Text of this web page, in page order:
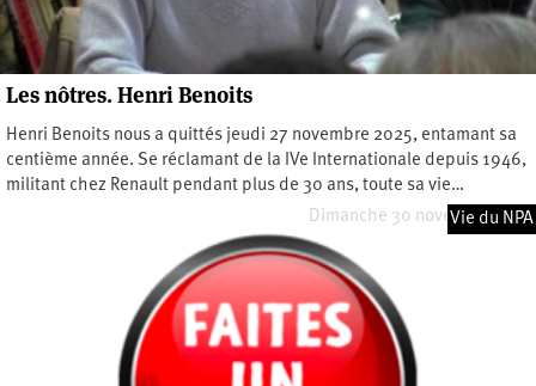
Les nôtres. Henri Benoits
Henri Benoits nous a quittés jeudi 27 novembre 2025, entamant sa
centième année. Se réclamant de la IVe Internationale depuis 1946,
militant chez Renault pendant plus de 30 ans, toute sa vie…
Dimanche 30 novembre 2025
Vie du NPA